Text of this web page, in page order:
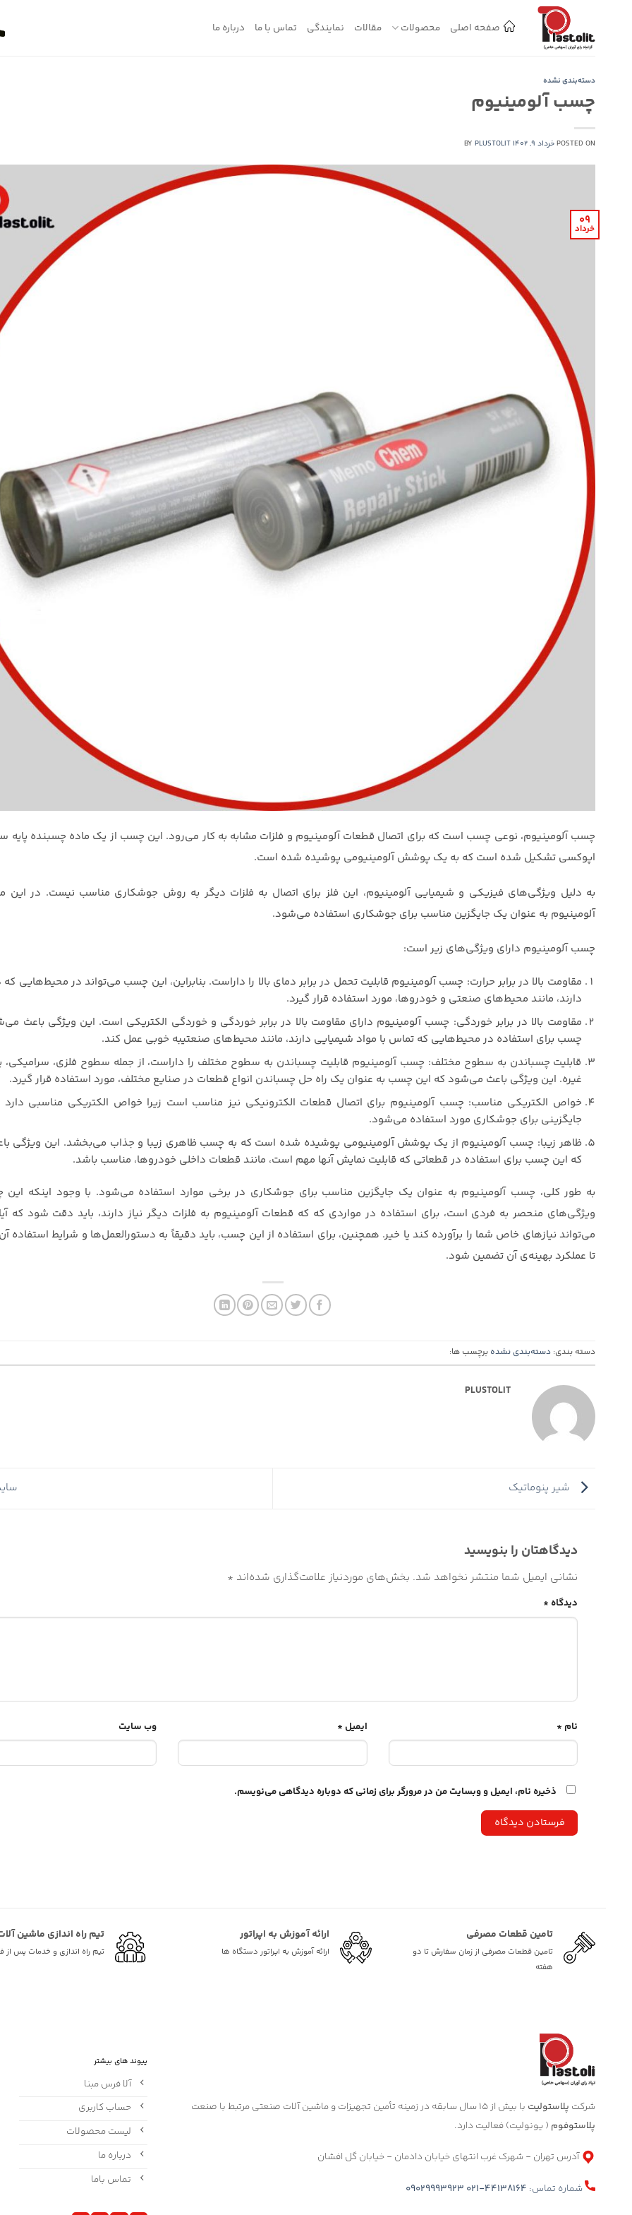
صفحه اصلی محصولات مقالات نمایندگی تماس با ما درباره ما
دسته‌بندی نشده
چسب آلومینیوم
POSTED ONخرداد 9, 1402 BY PLUSTOLIT
09
خرداد
چسب آلومینیوم، نوعی چسب است که برای اتصال قطعات آلومینیوم و فلزات مشابه به کار می‌رود. این چسب از یک ماده چسبنده پایه
اپوکسی تشکیل شده است که به یک پوشش آلومینیومی پوشیده شده است.
به دلیل ویژگی‌های فیزیکی و شیمیایی آلومینیوم، این فلز برای اتصال به فلزات دیگر به روش جوشکاری مناسب نیست. در این
آلومینیوم به عنوان یک جایگزین مناسب برای جوشکاری استفاده می‌شود.
چسب آلومینیوم دارای ویژگی‌های زیر است:
مقاومت بالا در برابر حرارت: چسب آلومینیوم قابلیت تحمل در برابر دمای بالا را داراست. بنابراین، این چسب می‌تواند در محیط‌هایی که
دارند، مانند محیط‌های صنعتی و خودروها، مورد استفاده قرار گیرد.
مقاومت بالا در برابر خوردگی: چسب آلومینیوم دارای مقاومت بالا در برابر خوردگی و خوردگی الکتریکی است. این ویژگی باعث
چسب برای استفاده در محیط‌هایی که تماس با مواد شیمیایی دارند، مانند محیط‌های صنعتیبه خوبی عمل کند.
قابلیت چسباندن به سطوح مختلف: چسب آلومینیوم قابلیت چسباندن به سطوح مختلف را داراست، از جمله سطوح فلزی، سرامیکی،
غیره. این ویژگی باعث می‌شود که این چسب به عنوان یک راه حل چسباندن انواع قطعات در صنایع مختلف، مورد استفاده قرار گیرد.
خواص الکتریکی مناسب: چسب آلومینیوم برای اتصال قطعات الکترونیکی نیز مناسب است زیرا خواص الکتریکی مناسبی دارد
جایگزینی برای جوشکاری مورد استفاده می‌شود.
ظاهر زیبا: چسب آلومینیوم از یک پوشش آلومینیومی پوشیده شده است که به چسب ظاهری زیبا و جذاب می‌بخشد. این ویژگی
که این چسب برای استفاده در قطعاتی که قابلیت نمایش آنها مهم است، مانند قطعات داخلی خودروها، مناسب باشد.
به طور کلی، چسب آلومینیوم به عنوان یک جایگزین مناسب برای جوشکاری در برخی موارد استفاده می‌شود. با وجود اینکه
ویژگی‌های منحصر به فردی است، برای استفاده در مواردی که که قطعات آلومینیوم به فلزات دیگر نیاز دارند، باید دقت شود که
می‌تواند نیازهای خاص شما را برآورده کند یا خیر. همچنین، برای استفاده از این چسب، باید دقیقاً به دستورالعمل‌ها و شرایط استفاده
تا عملکرد بهینه‌ی آن تضمین شود.
دسته بندی: دسته‌بندی نشده برچسب ها:
PLUSTOLIT
شیر پنوماتیک
دیدگاهتان را بنویسید
نشانی ایمیل شما منتشر نخواهد شد. بخش‌های موردنیاز علامت‌گذاری شده‌اند *
دیدگاه *
نام * ایمیل * وب‌ سایت
ذخیره نام، ایمیل و وبسایت من در مرورگر برای زمانی که دوباره دیدگاهی می‌نویسم.
تامین قطعات مصرفی
تامین قطعات مصرفی از زمان سفارش تا دو
هفته
ارائه آموزش به اپراتور
ارائه آموزش به اپراتور دستگاه ها
تیم راه اندازی ماشین
تیم راه اندازی و خدمات پس
شرکت پلاستولیت با بیش از 15 سال سابقه در زمینه تأمین تجهیزات و ماشین آلات صنعتی مرتبط با صنعت
پلاستوفوم ( یونولیت) فعالیت دارد.
آدرس تهران - شهرک غرب انتهای خیابان دادمان - خیابان گل افشان
شماره تماس: 021-44138164
09029993923
پیوند های بیشتر
آلا فرس مبنا
حساب کاربری
لیست محصولات
درباره ما
تماس باما